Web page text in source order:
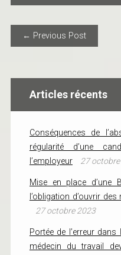
POST
← Previous Post
Articles récents
Conséquences de
régularité d’une
l’employeur
27
Mise en place d’une
l’obligation d’ouvrir
27 octobre 2023
Portée de l’erreur dans
médecin du travail